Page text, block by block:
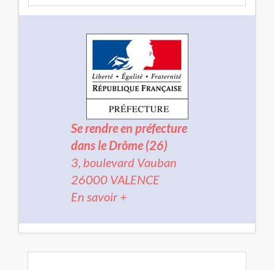
Se rendre en préfecture
dans le Drôme (26)
3, boulevard Vauban
26000 VALENCE
En savoir +